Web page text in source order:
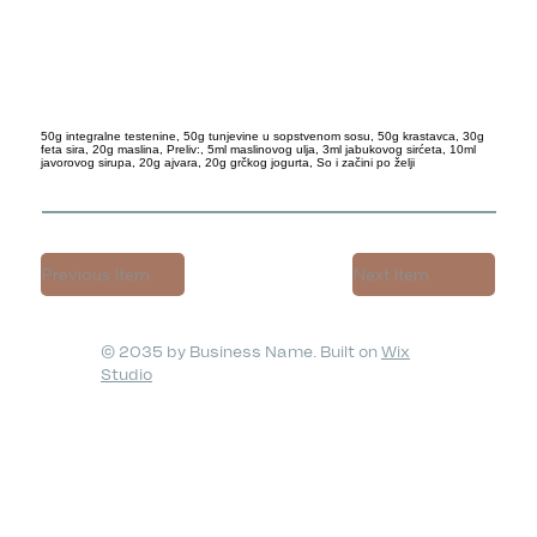
50g integralne testenine, 50g tunjevine u sopstvenom sosu, 50g krastavca, 30g
feta sira, 20g maslina, Preliv:, 5ml maslinovog ulja, 3ml jabukovog sirćeta, 10ml
javorovog sirupa, 20g ajvara, 20g grčkog jogurta, So i začini po želji
Previous Item Next Item
© 2035 by Business Name. Built on Wix
Studio